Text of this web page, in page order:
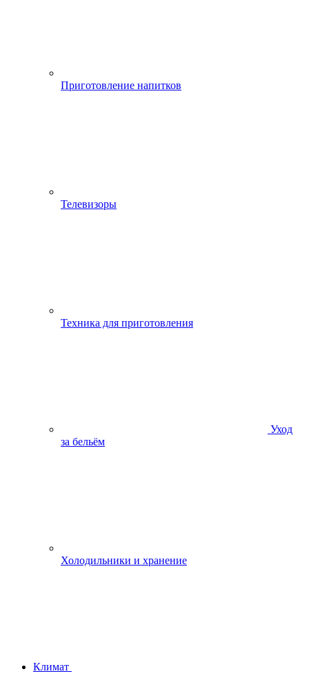
Приготовление напитков
Телевизоры
Техника для приготовления
Уход
за бельём
Холодильники и хранение
Климат